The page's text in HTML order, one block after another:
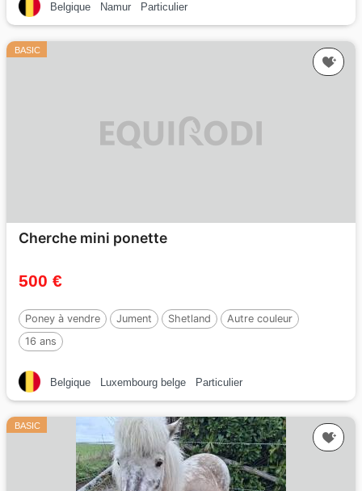
Belgique Namur Particulier
BASIC
Cherche mini ponette
500 €
Poney à vendre Jument Shetland
Autre couleur
16 ans
Belgique Luxembourg belge Particulier
BASIC